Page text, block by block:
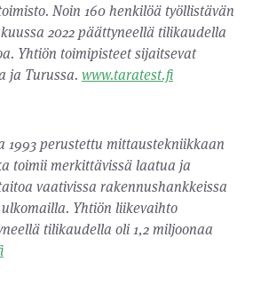
Noin 160 henkilöä työllistävän
2022 päättyneellä tilikaudella
Yhtiön toimipisteet sijaitsevat
ja Turussa. www.taratest.fi
1993 perustettu mittaustekniikkaan
toimii merkittävissä laatua ja
vaativissa rakennushankkeissa
Yhtiön liikevaihto
tilikaudella oli 1,2 miljoonaa